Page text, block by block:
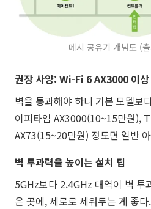
메시 공유기 개념도 (
권장 사양: Wi-Fi 6 AX3000 이상
벽을 통과해야 하니 기본 모델보
이피타임 AX3000(10~15만원),
AX73(15~20만원) 정도면 일반
벽 투과력을 높이는 설치 팁
5GHz보다 2.4GHz 대역이 벽 투
은 곳에, 세로로 세워두는 게 좋